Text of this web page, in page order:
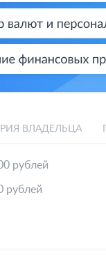
ВЛАДЕЛЬЦА
рублей
рублей